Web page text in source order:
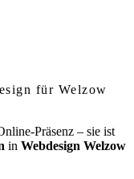
für Welzow
Präsenz – sie ist
in Webdesign Welzow